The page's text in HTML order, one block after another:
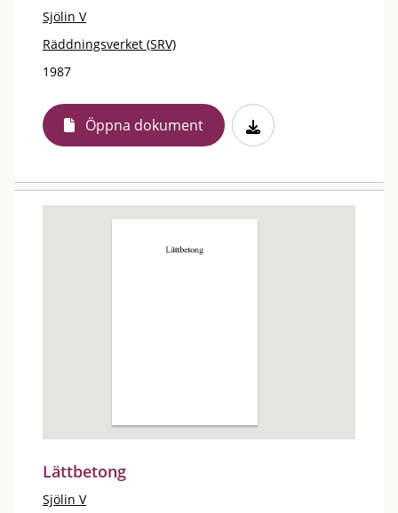
Sjölin V
Räddningsverket (SRV)
1987
Öppna dokument
Lättbetong
Sjölin V